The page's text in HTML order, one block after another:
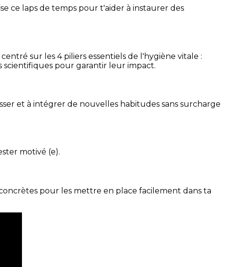
ce laps de temps pour t'aider à instaurer des
sur les 4 piliers essentiels de l'hygiène vitale :
scientifiques pour garantir leur impact.
et à intégrer de nouvelles habitudes sans surcharge
motivé (e).
pour les mettre en place facilement dans ta